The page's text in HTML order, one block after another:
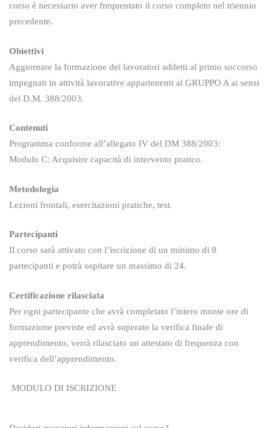
corso è necessario aver frequentato il corso completo nel triennio
precedente.
Obiettivi
Aggiornare la formazione dei lavoratori addetti al primo soccorso
impegnati in attività lavorative appartenenti al GRUPPO A ai sensi
del D.M. 388/2003.
Contenuti
Programma conforme all’allegato IV del DM 388/2003:
Modulo C: Acquisire capacità di intervento pratico.
Metodologia
Lezioni frontali, esercitazioni pratiche, test.
Partecipanti
Il corso sarà attivato con l’iscrizione di un minimo di 8
partecipanti e potrà ospitare un massimo di 24.
Certificazione rilasciata
Per ogni partecipante che avrà completato l’intero monte ore di
formazione previste ed avrà superato la verifica finale di
apprendimento, verrà rilasciato un attestato di frequenza con
verifica dell’apprendimento.
MODULO DI ISCRIZIONE